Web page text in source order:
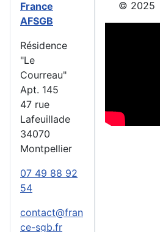
France
AFSGB
Résidence
"Le
Courreau"
Apt. 145
47 rue
Lafeuillade
34070
Montpellier
07 49 88 92
54
contact@fran
ce-sgb.fr
© 2025